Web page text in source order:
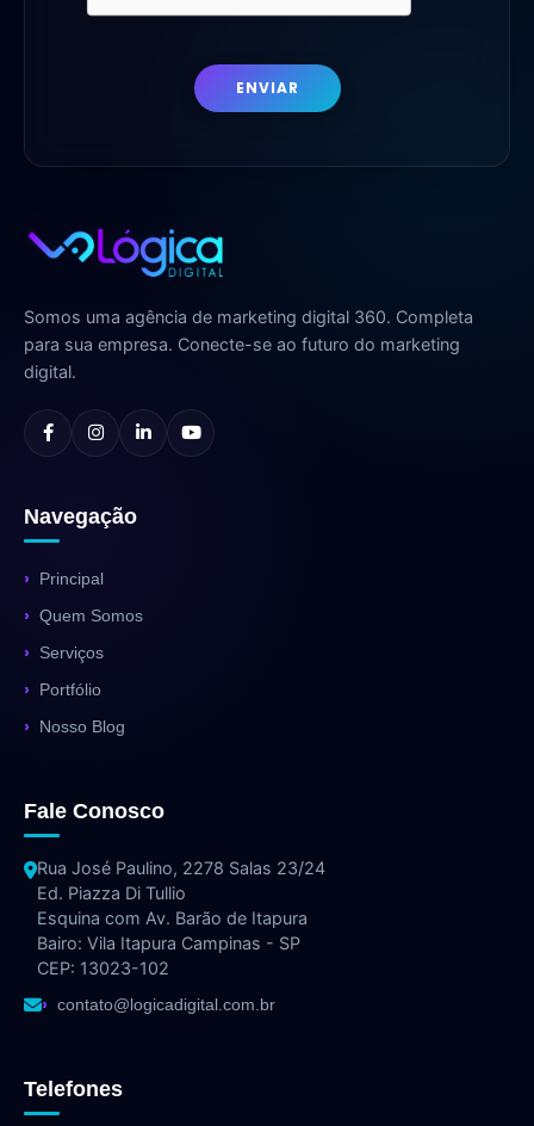
ENVIAR
Somos uma agência de marketing digital 360. Completa
para sua empresa. Conecte-se ao futuro do marketing
digital.
Navegação
Principal
Quem Somos
Serviços
Portfólio
Nosso Blog
Fale Conosco
Rua José Paulino, 2278 Salas 23/24
Ed. Piazza Di Tullio
Esquina com Av. Barão de Itapura
Bairo: Vila Itapura Campinas - SP
CEP: 13023-102
contato@logicadigital.com.br
Telefones